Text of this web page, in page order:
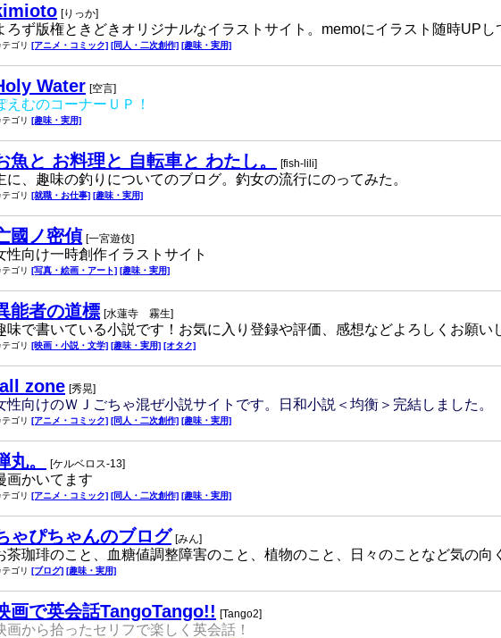
[りっか]
ろず版権ときどきオリジナルなイラストサイト。memoにイラスト随時UPし
テゴリ [アニメ・コミック] [同人・二次創作] [趣味・実用]
Water [空言]
えむのコーナーＵＰ！
テゴリ [趣味・実用]
魚と お料理と 自転車と わたし。 [fish-lili]
に、趣味の釣りについてのブログ。釣女の流行にのってみた。
テゴリ [就職・お仕事] [趣味・実用]
國ノ密偵 [一宮遊伎]
性向け一時創作イラストサイト
テゴリ [写真・絵画・アート] [趣味・実用]
能者の道標 [水蓮寺 霧生]
味で書いている小説です！お気に入り登録や評価、感想などよろしくお願い
テゴリ [映画・小説・文学] [趣味・実用] [オタク]
zone [秀晃]
性向けのＷＪごちゃ混ぜ小説サイトです。日和小説＜均衡＞完結しました。
テゴリ [アニメ・コミック] [同人・二次創作] [趣味・実用]
丸。 [ケルベロス-13]
画かいてます
テゴリ [アニメ・コミック] [同人・二次創作] [趣味・実用]
ゃぴちゃんのブログ [みん]
茶珈琲のこと、血糖値調整障害のこと、植物のこと、日々のことなど気の向
テゴリ [ブログ] [趣味・実用]
画で英会話TangoTango!! [Tango2]
画から拾ったセリフで楽しく英会話！